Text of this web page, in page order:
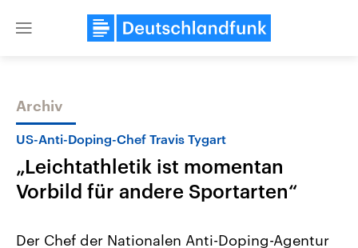
Close
Themen
Archiv
US-Anti-Doping-Chef Travis Tygart
„Leichtathletik ist momentan
Vorbild für andere Sportarten“
Der Chef der Nationalen Anti-Doping-Agentur